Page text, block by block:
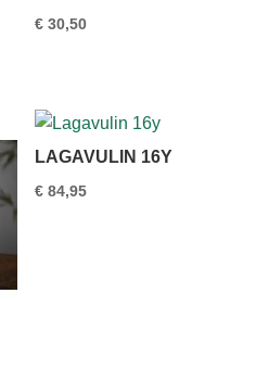
€ 30,50
LAGAVULIN 16Y
€ 84,95